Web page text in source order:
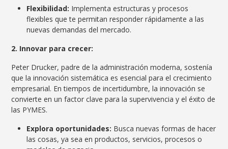
Flexibilidad: Implementa estructuras y procesos
flexibles que te permitan responder rápidamente a las
nuevas demandas del mercado.
2. Innovar para crecer:
Peter Drucker, padre de la administración moderna, sostenía
que la innovación sistemática es esencial para el crecimiento
empresarial. En tiempos de incertidumbre, la innovación se
convierte en un factor clave para la supervivencia y el éxito de
las PYMES.
Explora oportunidades: Busca nuevas formas de hacer
las cosas, ya sea en productos, servicios, procesos o